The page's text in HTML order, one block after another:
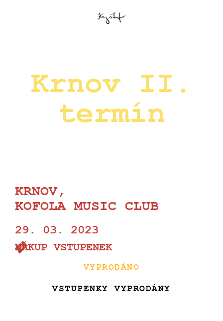
Krnov II.
termín
KRNOV,
KOFOLA MUSIC CLUB
29. 03. 2023
NÁKUP VSTUPENEK
VYPRODÁNO
VSTUPENKY VYPRODÁNY